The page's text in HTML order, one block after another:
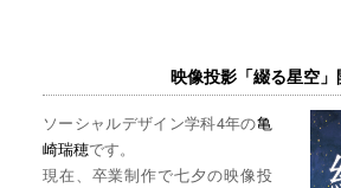
映像投影「綴る星空
ソーシャルデザイン学科4年の亀
崎瑞穂です。
現在、卒業制作で七夕の映像投